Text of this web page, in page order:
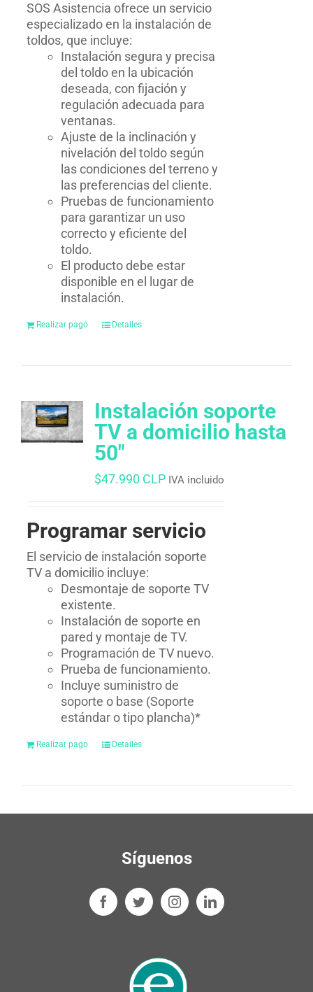
SOS Asistencia ofrece un servicio
especializado en la instalación de
toldos, que incluye:
Instalación segura y precisa
del toldo en la ubicación
deseada, con fijación y
regulación adecuada para
ventanas.
Ajuste de la inclinación y
nivelación del toldo según
las condiciones del terreno y
las preferencias del cliente.
Pruebas de funcionamiento
para garantizar un uso
correcto y eficiente del
toldo.
El producto debe estar
disponible en el lugar de
instalación.
Realizar pago Detalles
Instalación soporte
TV a domicilio hasta
50″
$47.990 CLP IVA incluido
Programar servicio
El servicio de instalación soporte
TV a domicilio incluye:
Desmontaje de soporte TV
existente.
Instalación de soporte en
pared y montaje de TV.
Programación de TV nuevo.
Prueba de funcionamiento.
Incluye suministro de
soporte o base (Soporte
estándar o tipo plancha)*
Realizar pago Detalles
Síguenos